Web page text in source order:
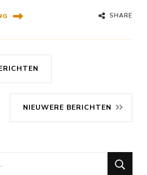
SHARE
NIEUWERE BERICHTEN